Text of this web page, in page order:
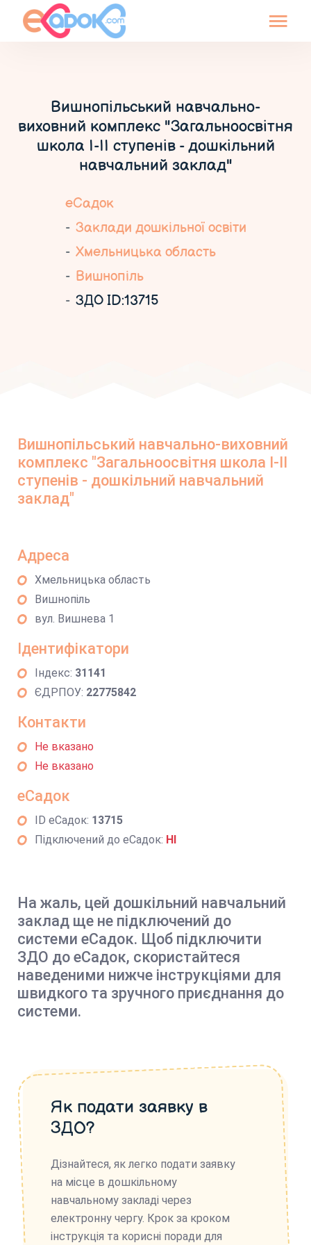
Вишнопільський навчально-
виховний комплекс "Загальноосвітня
школа І-ІІ ступенів - дошкільний
навчальний заклад"
еСадок
Заклади дошкільної освіти
Хмельницька область
Вишнопіль
ЗДО ID:13715
Вишнопільський навчально-виховний
комплекс "Загальноосвітня школа І-ІІ
ступенів - дошкільний навчальний
заклад"
Адреса
Хмельницька область
Вишнопіль
вул. Вишнева 1
Ідентифікатори
Індекс: 31141
ЄДРПОУ: 22775842
Контакти
Не вказано
Не вказано
еСадок
ID еСадок: 13715
Підключений до еСадок: НІ
На жаль, цей дошкільний навчальний
заклад ще не підключений до
системи еСадок. Щоб підключити
ЗДО до еСадок, скористайтеся
наведеними нижче інструкціями для
швидкого та зручного приєднання до
системи.
Як подати заявку в
ЗДО?
Дізнайтеся, як легко подати заявку
на місце в дошкільному
навчальному закладі через
електронну чергу. Крок за кроком
інструкція та корисні поради для